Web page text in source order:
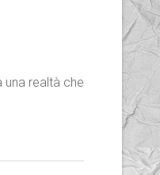
una realtà che